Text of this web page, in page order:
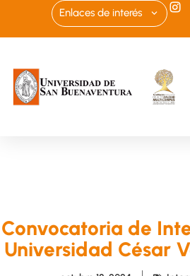
Enlaces de interés
Convocatoria de
Universidad César